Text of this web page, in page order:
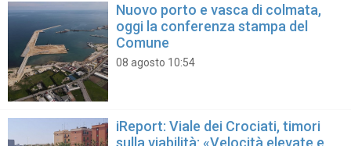
Nuovo porto e vasca di colmata,
oggi la conferenza stampa del
Comune
08 agosto 10:54
iReport: Viale dei Crociati, timori
sulla viabilità: «Velocità elevate e